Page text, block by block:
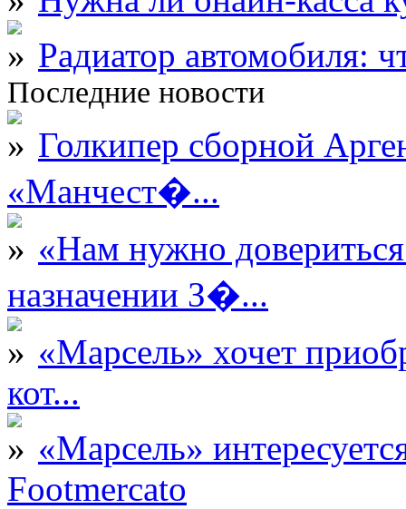
Радиатор автомобиля:
Последние новости
Голкипер сборной
«Манчест�...
«Нам нужно
назначении З�...
«Марсель» хочет
кот...
«Марсель»
Footmercato